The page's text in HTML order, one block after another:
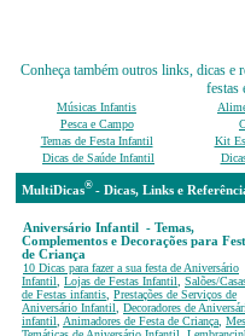
Conheça também outros links, dicas e
festas
Músicas Infantis
Pesca e Campo
Temas de Festa Infantil
Kit
Dicas de Saúde Infantil
MultiDicas® - Dicas, Links e
Aniversário Infantil - Temas,
Complementos e Decorações para
de Criança
10 Dicas para fazer a sua festa de Aniversário
Infantil
Lojas de Festas Infantil
Salões/
de Festas infantis Prestações de Serviços de
Aniversário Infantil
Decoradores de
infantil
Animadores de Festa de Criança